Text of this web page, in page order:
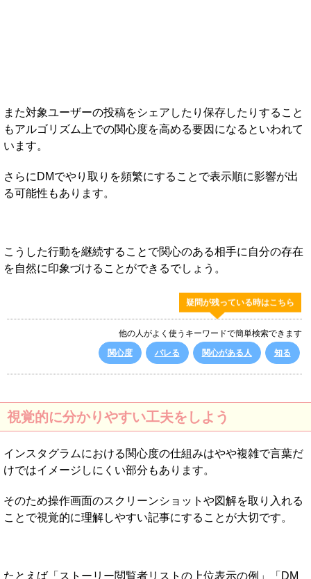
また対象ユーザーの投稿をシェアしたり保存したりすること
もアルゴリズム上での関心度を高める要因になるといわれて
います。
さらにDMでやり取りを頻繁にすることで表示順に影響が出
る可能性もあります。
こうした行動を継続することで関心のある相手に自分の存在
を自然に印象づけることができるでしょう。
疑問が残っている時はこちら
他の人がよく使うキーワードで簡単検索できます
関心度
バレる 関心がある人 知る
視覚的に分かりやすい工夫をしよう
インスタグラムにおける関心度の仕組みはやや複雑で言葉だ
けではイメージしにくい部分もあります。
そのため操作画面のスクリーンショットや図解を取り入れる
ことで視覚的に理解しやすい記事にすることが大切です。
たとえば「ストーリー閲覧者リストの上位表示の例」「DM